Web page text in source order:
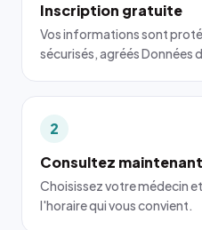
Inscription gratuite
Vos informations sont
sécurisés, agréés Données
2
Consultez
Choisissez votre médecin
l'horaire qui vous convient.